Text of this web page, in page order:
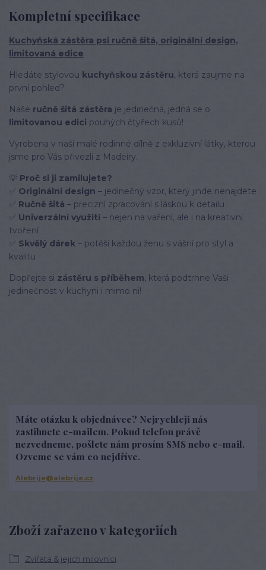
Kompletní specifikace
Kuchyňská zástěra psi ručně šitá, originální design,
limitovaná edice
Hledáte stylovou kuchyňskou zástěru, která zaujme na
první pohled?
Naše ručně šitá zástěra je jedinečná, jedná se o
limitovanou edici pouhých čtyřech kusů!
Vyrobena v naší malé rodinné dílně z exkluzivní látky, kterou
jsme pro Vás přivezli z Madeiry.
💡 Proč si ji zamilujete?
Originální design – jedinečný vzor, který jinde nenajdete
Ručně šitá – precizní zpracování s láskou k detailu
Univerzální využití – nejen na vaření, ale i na kreativní
tvoření
Skvělý dárek – potěší každou ženu s vášní pro styl a
kvalitu
Dopřejte si zástěru s příběhem, která podtrhne Vaši
jedinečnost v kuchyni i mimo ni!
Zboží zařazeno v kategoriích
Zvířata & jejich milovníci
Máte otázku k objednávce? Nejrychleji nás
zastihnete e-mailem. Pokud telefon právě
nezvedneme, pošlete nám prosím SMS nebo e-mail.
Ozveme se vám co nejdříve.
Alebrije@alebrije.cz